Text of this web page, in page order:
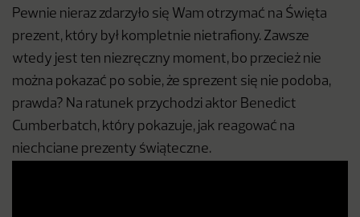
Pewnie nieraz zdarzyło się Wam otrzymać na Święta
prezent, który był kompletnie nietrafiony. Zawsze
wtedy jest ten niezręczny moment, bo przecież nie
można pokazać po sobie, że sprezent się nie podoba,
prawda? Na ratunek przychodzi aktor Benedict
Cumberbatch, który pokazuje, jak reagować na
niechciane prezenty świąteczne.